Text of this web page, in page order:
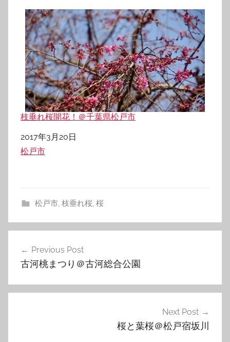
枝垂れ桜開花！＠千葉県松戸市
日付
2017年3月20日
関連理由
松戸市
松戸市, 枝垂れ桜, 桜
稿
ビ
Previous Post
古河桃まつり＠古河総合公園
Next Post
桜と葉桜＠松戸宿坂川